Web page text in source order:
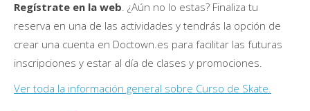
Regístrate en la web. ¿Aún no lo estas? Finaliza tu
reserva en una de las actividades y tendrás la opción de
crear una cuenta en Doctown.es para facilitar las futuras
inscripciones y estar al día de clases y promociones.
Ver toda la información general sobre Curso de Skate.